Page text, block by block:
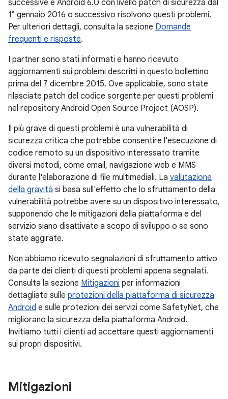
successive e Android 6.0 con livello patch di sicurezza dal
1° gennaio 2016 o successivo risolvono questi problemi.
Per ulteriori dettagli, consulta la sezione Domande
frequenti e risposte.
I partner sono stati informati e hanno ricevuto
aggiornamenti sui problemi descritti in questo bollettino
prima del 7 dicembre 2015. Ove applicabile, sono state
rilasciate patch del codice sorgente per questi problemi
nel repository Android Open Source Project (AOSP).
Il più grave di questi problemi è una vulnerabilità di
sicurezza critica che potrebbe consentire l'esecuzione di
codice remoto su un dispositivo interessato tramite
diversi metodi, come email, navigazione web e MMS
durante l'elaborazione di file multimediali. La valutazione
della gravità si basa sull'effetto che lo sfruttamento della
vulnerabilità potrebbe avere su un dispositivo interessato,
supponendo che le mitigazioni della piattaforma e del
servizio siano disattivate a scopo di sviluppo o se sono
state aggirate.
Non abbiamo ricevuto segnalazioni di sfruttamento attivo
da parte dei clienti di questi problemi appena segnalati.
Consulta la sezione Mitigazioni per informazioni
dettagliate sulle protezioni della piattaforma di sicurezza
Android e sulle protezioni dei servizi come SafetyNet, che
migliorano la sicurezza della piattaforma Android.
Invitiamo tutti i clienti ad accettare questi aggiornamenti
sui propri dispositivi.
Mitigazioni